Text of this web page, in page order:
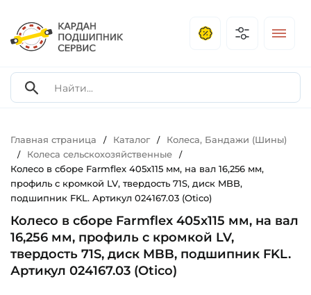
Главная страница / Каталог / Колеса, Бандажи (Шины)
/ Колеса сельскохозяйственные /
Колесо в сборе Farmflex 405x115 мм, на вал 16,256 мм,
профиль с кромкой LV, твердость 71S, диск MBB,
подшипник FKL. Артикул 024167.03 (Otico)
Колесо в сборе Farmflex 405x115 мм, на вал
16,256 мм, профиль с кромкой LV,
твердость 71S, диск MBB, подшипник FKL.
Артикул 024167.03 (Otico)